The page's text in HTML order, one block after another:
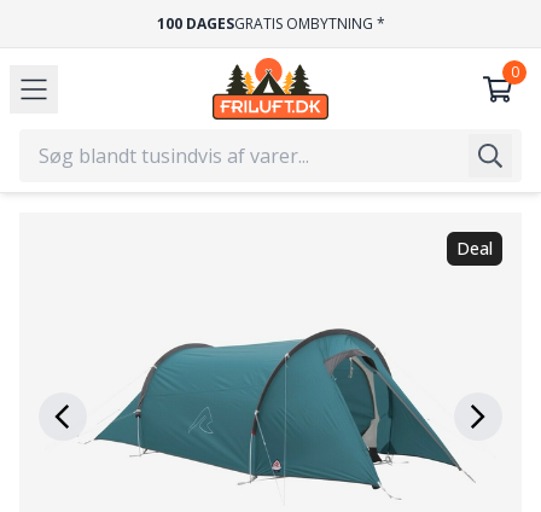
100 DAGESGRATIS OMBYTNING *
Deal